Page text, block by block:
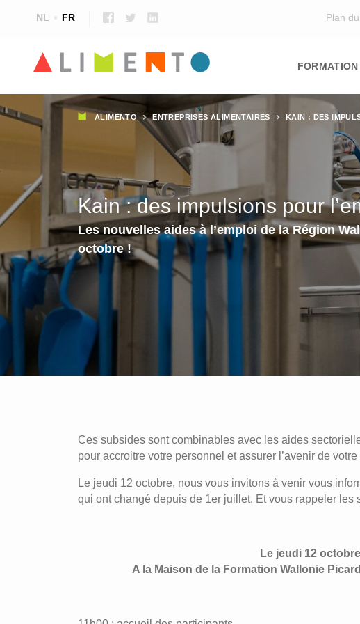
NL FR Plan
navigation
FORMATION
Fil
d'Ariane
ALIMENTO ENTREPRISES ALIMENTAIRES KAIN : DES
Kain : des impulsions pour
Les nouvelles aides à l’emploi de la Région
octobre !
Ces subsides sont combinables avec les aides
pour accroitre votre personnel et assurer l’avenir de
Le jeudi 12 octobre, nous vous invitons à venir vous
qui ont changé depuis de 1er juillet. Et vous rappeler les
Le jeudi 12
A la Maison de la Formation Wallonie